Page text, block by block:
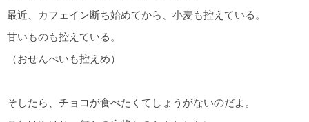
最近、カフェイン断ち始めてから、小麦も控えている。
甘いものも控えている。
（おせんべいも控えめ）
そしたら、チョコが食べたくてしょうがないのだよ。